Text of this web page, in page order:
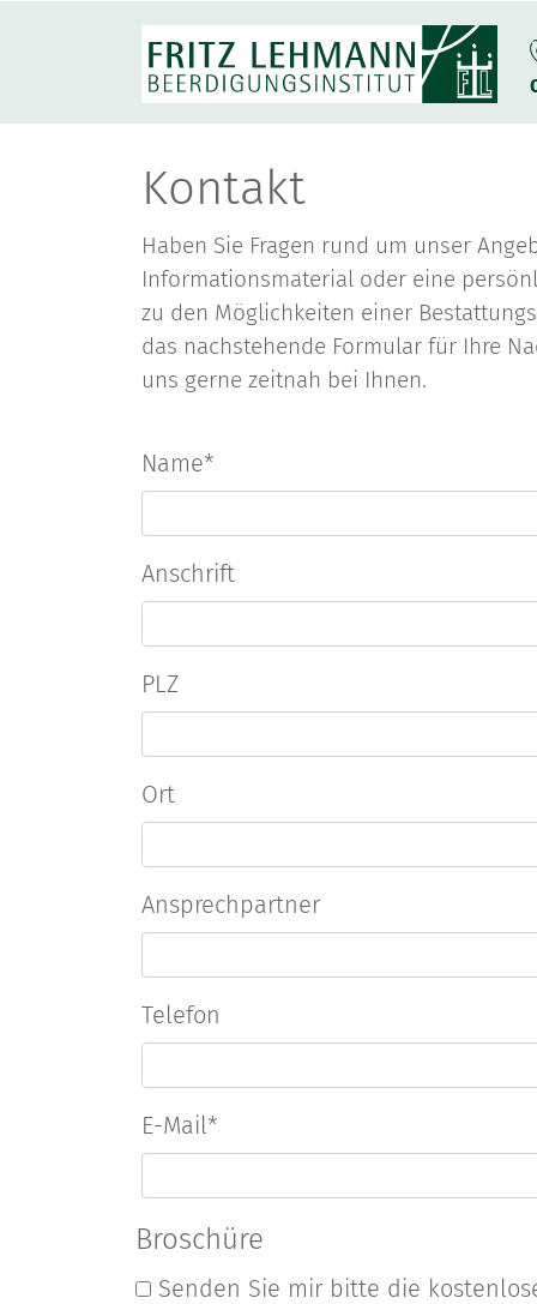
Kontakt
Haben Sie Fragen rund um unser
Informationsmaterial oder eine
zu den Möglichkeiten einer
das nachstehende Formular für Ihre
uns gerne zeitnah bei Ihnen.
Name*
Anschrift
PLZ
Ort
Ansprechpartner
Telefon
E-Mail*
Broschüre
Senden Sie mir bitte die